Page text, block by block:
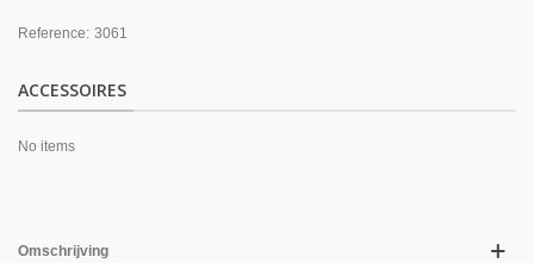
Reference: 3061
ACCESSOIRES
No items
Omschrijving